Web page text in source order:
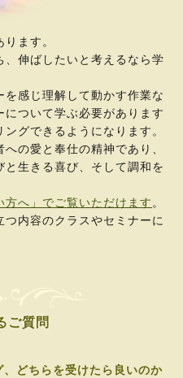
ます。
、伸ばしたいと考えるなら学
感じ理解して動かす作業な
ついて学ぶ必要があります
グできるようになります。
の愛と奉仕の精神であり、
生きる喜び、そして調和を
へ」でご覧いただけます。
内容のクラスやセミナーに
ご質問
どちらを受けたら良いのか